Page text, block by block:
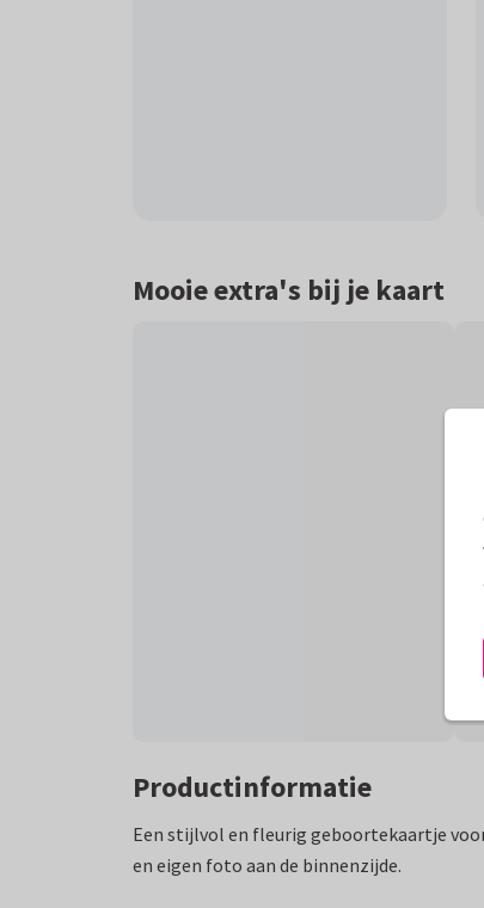
Mooie extra's bij je kaart
Productinformatie
Een stijlvol en fleurig geboortekaartje
en eigen foto aan de binnenzijde.